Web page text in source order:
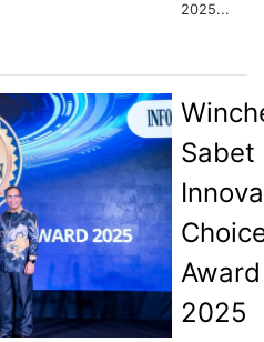
2025...
Sabet
Award
2025